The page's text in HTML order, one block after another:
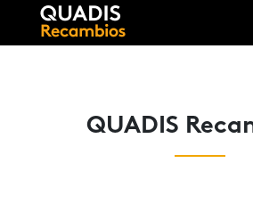
QUADIS